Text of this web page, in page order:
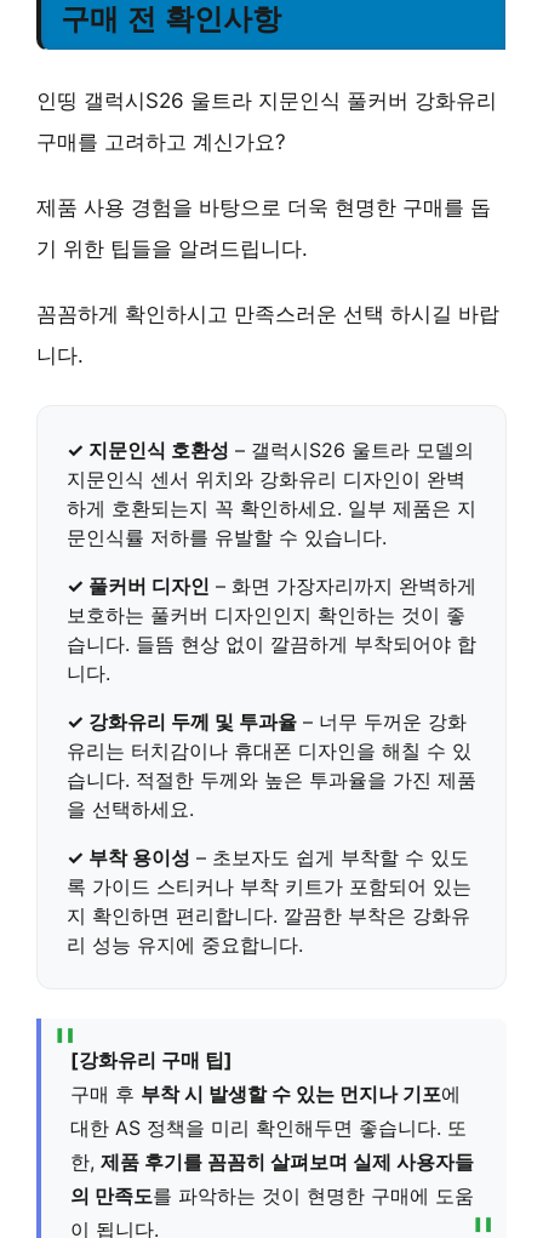
구매 전 확인사항
인띵 갤럭시S26 울트라 지문인식 풀커버 강화유리
구매를 고려하고 계신가요?
제품 사용 경험을 바탕으로 더욱 현명한 구매를 돕
기 위한 팁들을 알려드립니다.
꼼꼼하게 확인하시고 만족스러운 선택 하시길 바랍
니다.
✓ 지문인식 호환성 – 갤럭시S26 울트라 모델의
지문인식 센서 위치와 강화유리 디자인이 완벽
하게 호환되는지 꼭 확인하세요. 일부 제품은 지
문인식률 저하를 유발할 수 있습니다.
✓ 풀커버 디자인 – 화면 가장자리까지 완벽하게
보호하는 풀커버 디자인인지 확인하는 것이 좋
습니다. 들뜸 현상 없이 깔끔하게 부착되어야 합
니다.
✓ 강화유리 두께 및 투과율 – 너무 두꺼운 강화
유리는 터치감이나 휴대폰 디자인을 해칠 수 있
습니다. 적절한 두께와 높은 투과율을 가진 제품
을 선택하세요.
✓ 부착 용이성 – 초보자도 쉽게 부착할 수 있도
록 가이드 스티커나 부착 키트가 포함되어 있는
지 확인하면 편리합니다. 깔끔한 부착은 강화유
리 성능 유지에 중요합니다.
[강화유리 구매 팁]
구매 후 부착 시 발생할 수 있는 먼지나 기포에
대한 AS 정책을 미리 확인해두면 좋습니다. 또
한, 제품 후기를 꼼꼼히 살펴보며 실제 사용자들
의 만족도를 파악하는 것이 현명한 구매에 도움
이 됩니다.